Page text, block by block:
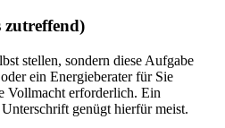
zutreffend)
stellen, sondern diese Aufgabe
ein Energieberater für Sie
Vollmacht erforderlich. Ein
genügt hierfür meist.